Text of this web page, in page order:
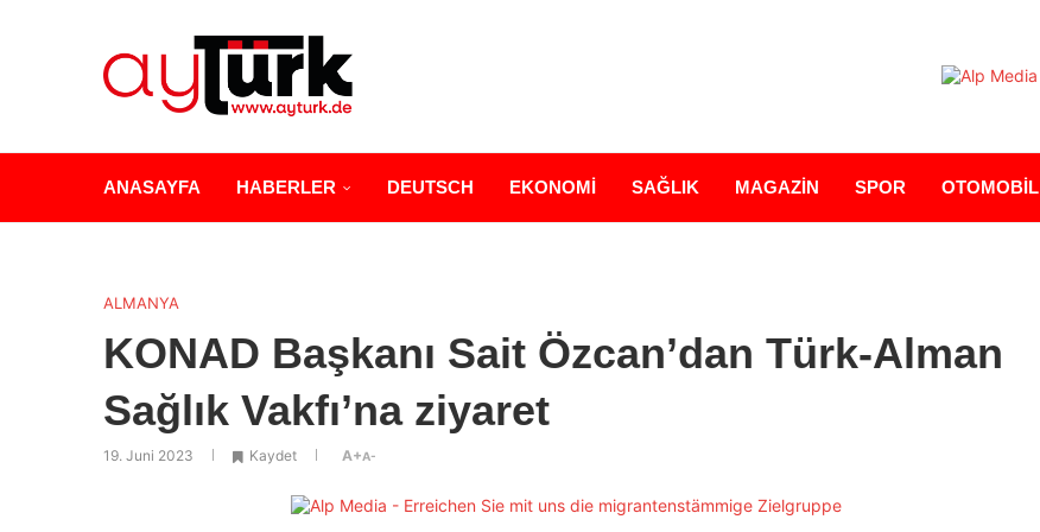
ANASAYFA HABERLER DEUTSCH EKONOMİ SAĞLIK MAGAZİN SPOR OTOMOBİL
ALMANYA
KONAD Başkanı Sait Özcan’dan Türk-Alman
Sağlık Vakfı’na ziyaret
19. Juni 2023 Kaydet A+A-